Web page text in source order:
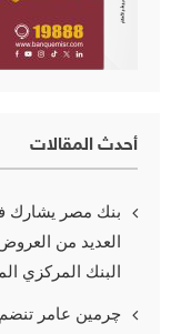
أحدث المقالات
بنك مصر يشارك
العديد من
البنك المركزي